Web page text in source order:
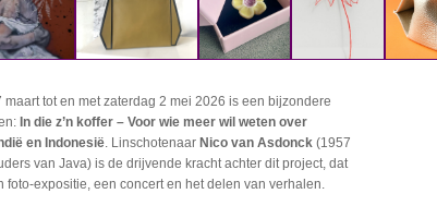
maart tot en met zaterdag 2 mei 2026 is een bijzondere
In die z’n koffer – Voor wie meer wil weten over
en Indonesië. Linschotenaar Nico van Asdonck (1957
van Java) is de drijvende kracht achter dit project, dat
foto-expositie, een concert en het delen van verhalen.